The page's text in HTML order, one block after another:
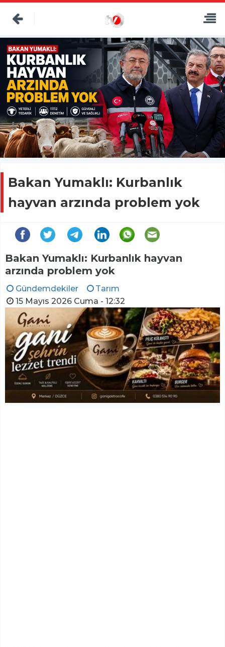
Bakan Yumaklı: Kurbanlık
hayvan arzında problem yok
Bakan Yumaklı: Kurbanlık hayvan
arzında problem yok
Gündemdekiler
Tarım
15 Mayıs 2026 Cuma - 12:32